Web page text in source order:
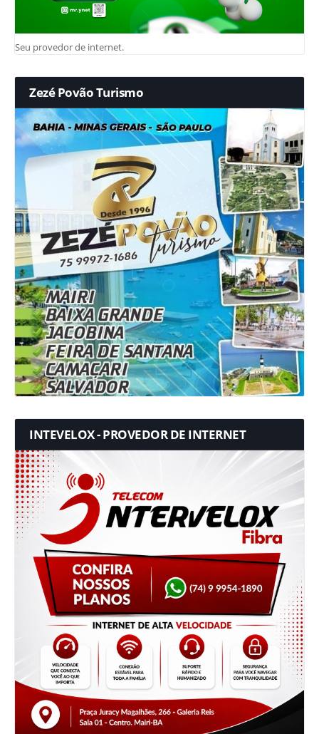
Seu provedor de internet.
Zezé Povão Turismo
INTEVELOX - PROVEDOR DE INTERNET